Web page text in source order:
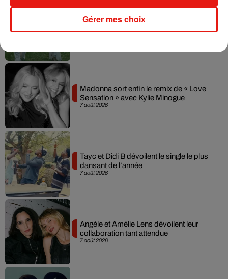
Julien Lieb s’essaye à la vie de chatelain
dans son nouveau clip
7 août 2026
Madonna sort enfin le remix de « Love
Sensation » avec Kylie Minogue
7 août 2026
Tayc et Didi B dévoilent le single le plus
dansant de l’année
7 août 2026
Angèle et Amélie Lens dévoilent leur
collaboration tant attendue
Gérer mes choix